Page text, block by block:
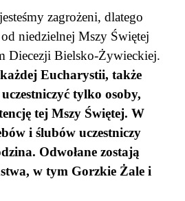
zagrożeni, dlatego
niedzielnej Mszy Świętej
Diecezji Bielsko-Żywieckiej.
Eucharystii, także
tylko osoby,
tej Mszy Świętej. W
i ślubów uczestniczy
Odwołane zostają
w tym Gorzkie Żale i